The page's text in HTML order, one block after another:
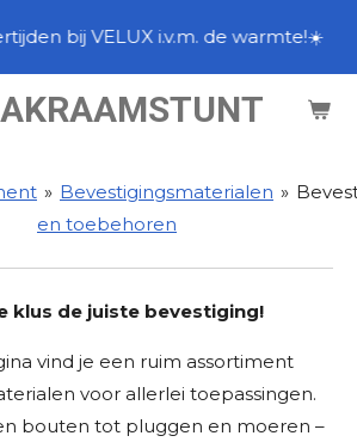
bij VELUX i.v.m. de warmte!☀️
» Bevestigingsmaterialen
en toebehoren
»
klus de juiste bevestiging!
vind je een ruim assortiment
voor allerlei toepassingen.
bouten tot pluggen en moeren –